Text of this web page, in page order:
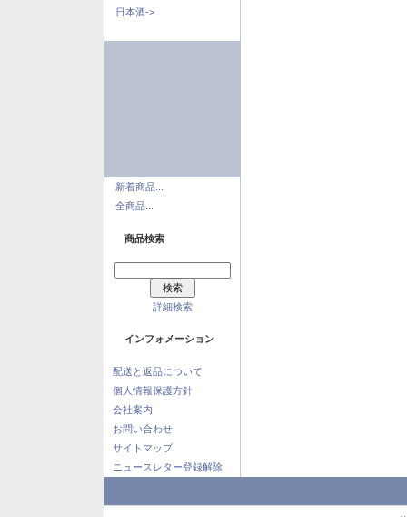
日本酒->
新着商品...
全商品...
商品検索
詳細検索
インフォメーション
配送と返品について
個人情報保護方針
会社案内
お問い合わせ
サイトマップ
ニュースレター登録解除